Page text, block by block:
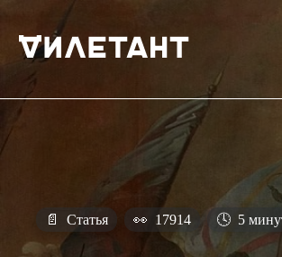
📄 Статья 👀 17914 🕓 5